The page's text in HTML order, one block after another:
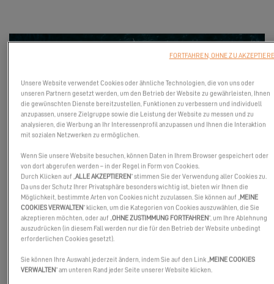
Wir wissen, dass das Weltumsegeln der ultimative Traum vieler
Segler ist. Die Verwirklichung dieses Traums kann jedoch eine
Herausforderung mit sehr realen Einschränkungen sein.
Dieses neue Abenteuer, das sich Dream Yacht – Weltmarktführer
Unsere Website verwendet Cookies oder ähnliche Technologien, die von uns oder
unseren Partnern gesetzt werden, um den Betrieb der Website zu gewährleisten, Ihnen
die gewünschten Dienste bereitzustellen, Funktionen zu verbessern und individuell
anzupassen, unsere Zielgruppe sowie die Leistung der Website zu messen und zu
analysieren, die Werbung an Ihr Interessenprofil anzupassen und Ihnen die Interaktion
mit sozialen Netzwerken zu ermöglichen.
Wenn Sie unsere Website besuchen, können Daten in Ihrem Browser gespeichert oder
von dort abgerufen werden – in der Regel in Form von Cookies.
Durch Klicken auf „ALLE AKZEPTIEREN“ stimmen Sie der Verwendung aller Cookies zu.
Da uns der Schutz Ihrer Privatsphäre besonders wichtig ist, bieten wir Ihnen die
Möglichkeit, bestimmte Arten von Cookies nicht zuzulassen. Sie können auf „MEINE
COOKIES VERWALTEN“ klicken, um die Kategorien von Cookies auszuwählen, die Sie
akzeptieren möchten, oder auf „OHNE ZUSTIMMUNG FORTFAHREN“, um Ihre Ablehnung
auszudrücken (in diesem Fall werden nur die für den Betrieb der Website unbedingt
erforderlichen Cookies gesetzt).
Sie können Ihre Auswahl jederzeit ändern, indem Sie auf den Link „MEINE COOKIES
VERWALTEN“ am unteren Rand jeder Seite unserer Website klicken.
FORTFAHREN, OHNE ZU